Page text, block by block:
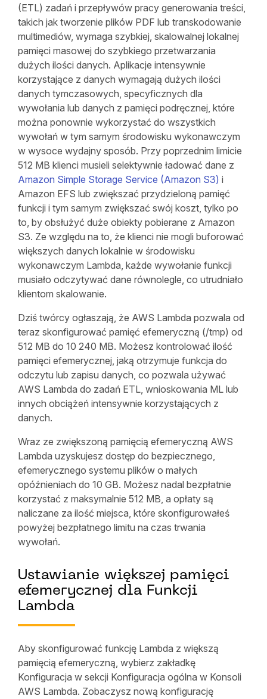
(ETL) zadań i przepływów pracy generowania treści,
takich jak tworzenie plików PDF lub transkodowanie
multimediów, wymaga szybkiej, skalowalnej lokalnej
pamięci masowej do szybkiego przetwarzania
dużych ilości danych. Aplikacje intensywnie
korzystające z danych wymagają dużych ilości
danych tymczasowych, specyficznych dla
wywołania lub danych z pamięci podręcznej, które
można ponownie wykorzystać do wszystkich
wywołań w tym samym środowisku wykonawczym
w wysoce wydajny sposób. Przy poprzednim limicie
512 MB klienci musieli selektywnie ładować dane z
Amazon Simple Storage Service (Amazon S3) i
Amazon EFS lub zwiększać przydzieloną pamięć
funkcji i tym samym zwiększać swój koszt, tylko po
to, by obsłużyć duże obiekty pobierane z Amazon
S3. Ze względu na to, że klienci nie mogli buforować
większych danych lokalnie w środowisku
wykonawczym Lambda, każde wywołanie funkcji
musiało odczytywać dane równolegle, co utrudniało
klientom skalowanie.
Dziś twórcy ogłaszają, że AWS Lambda pozwala od
teraz skonfigurować pamięć efemeryczną (/tmp) od
512 MB do 10 240 MB. Możesz kontrolować ilość
pamięci efemerycznej, jaką otrzymuje funkcja do
odczytu lub zapisu danych, co pozwala używać
AWS Lambda do zadań ETL, wnioskowania ML lub
innych obciążeń intensywnie korzystających z
danych.
Wraz ze zwiększoną pamięcią efemeryczną AWS
Lambda uzyskujesz dostęp do bezpiecznego,
efemerycznego systemu plików o małych
opóźnieniach do 10 GB. Możesz nadal bezpłatnie
korzystać z maksymalnie 512 MB, a opłaty są
naliczane za ilość miejsca, które skonfigurowałeś
powyżej bezpłatnego limitu na czas trwania
wywołań.
Ustawianie większej pamięci
efemerycznej dla Funkcji
Lambda
Aby skonfigurować funkcję Lambda z większą
pamięcią efemeryczną, wybierz zakładkę
Konfiguracja w sekcji Konfiguracja ogólna w Konsoli
AWS Lambda. Zobaczysz nową konfigurację